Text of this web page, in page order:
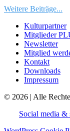
Weitere Beiträge...
Kulturpartner
Mitglieder
Newsletter
Mitglied
Kontakt
Downloads
Impressum
© 2026 | Alle
Social media &